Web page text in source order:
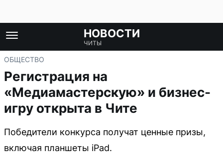
НОВОСТИ
ЧИТЫ
ОБЩЕСТВО
Регистрация на
«Медиамастерскую» и бизнес-
игру открыта в Чите
Победители конкурса получат ценные призы,
включая планшеты iPad.